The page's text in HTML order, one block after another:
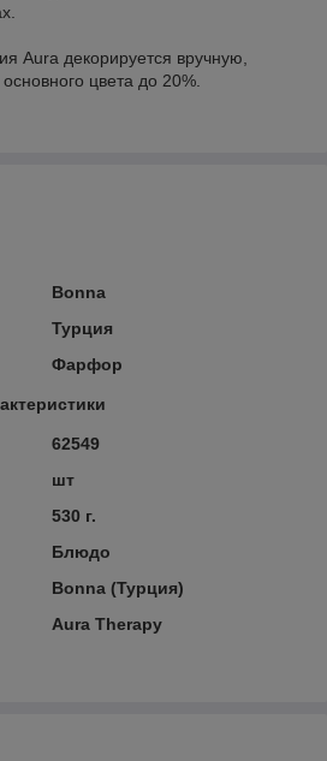
Aura декорируется вручную,
цвета до 20%.
Bonna
Турция
Фарфор
62549
шт
530 г.
Блюдо
Bonna (Турция)
Aura Therapy